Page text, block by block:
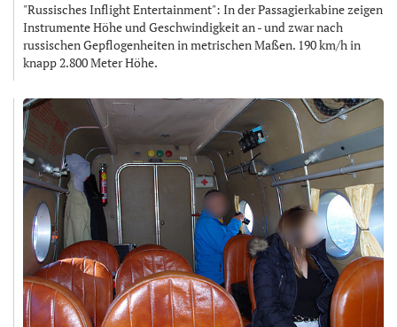
"Russisches Inflight Entertainment": In der Passagierkabine zeigen
Instrumente Höhe und Geschwindigkeit an - und zwar nach
russischen Gepflogenheiten in metrischen Maßen. 190 km/h in
knapp 2.800 Meter Höhe.